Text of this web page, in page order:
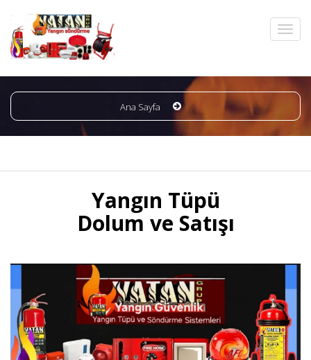
Ana Sayfa
Yangın Tüpü
Dolum ve Satışı